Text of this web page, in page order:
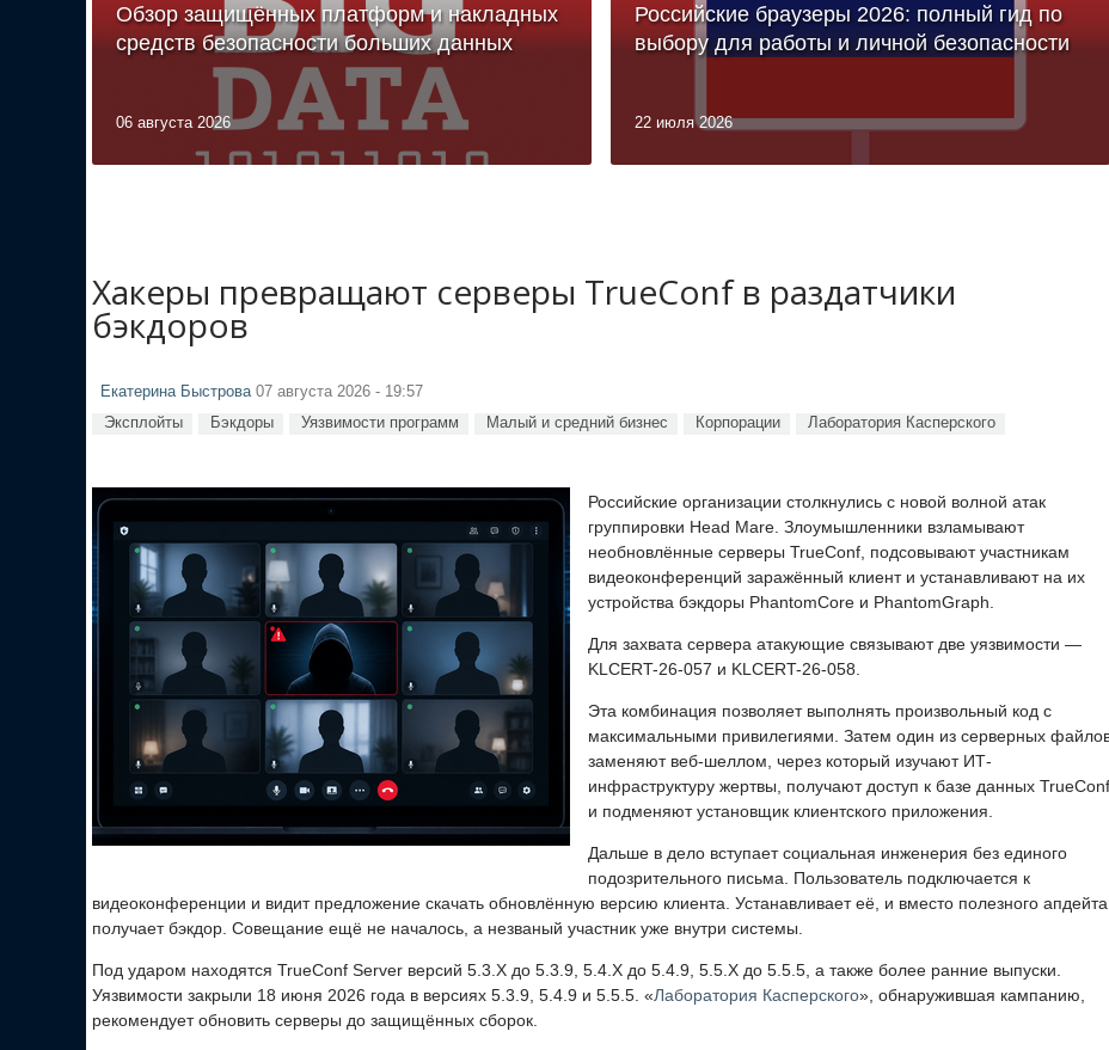
Обзор защищённых платформ и накладных
средств безопасности больших данных
06 августа 2026
Российские браузеры 2026: полный гид по
выбору для работы и личной безопасности
22 июля 2026
Хакеры превращают серверы TrueConf в раздатчики
бэкдоров
Екатерина Быстрова 07 августа 2026 - 19:57
Эксплойты Бэкдоры Уязвимости программ Малый и средний бизнес Корпорации Лаборатория Касперского
Российские организации столкнулись с новой волной атак
группировки Head Mare. Злоумышленники взламывают
необновлённые серверы TrueConf, подсовывают участникам
видеоконференций заражённый клиент и устанавливают на их
устройства бэкдоры PhantomCore и PhantomGraph.
Для захвата сервера атакующие связывают две уязвимости —
KLCERT-26-057 и KLCERT-26-058.
Эта комбинация позволяет выполнять произвольный код с
максимальными привилегиями. Затем один из серверных
заменяют веб-шеллом, через который изучают ИТ-
инфраструктуру жертвы, получают доступ к базе данных TrueConf
и подменяют установщик клиентского приложения.
Дальше в дело вступает социальная инженерия без единого
подозрительного письма. Пользователь подключается к
видеоконференции и видит предложение скачать обновлённую версию клиента. Устанавливает её, и вместо полезного апдейта
получает бэкдор. Совещание ещё не началось, а незваный участник уже внутри системы.
Под ударом находятся TrueConf Server версий 5.3.X до 5.3.9, 5.4.X до 5.4.9, 5.5.X до 5.5.5, а также более ранние выпуски.
Уязвимости закрыли 18 июня 2026 года в версиях 5.3.9, 5.4.9 и 5.5.5. «Лаборатория Касперского», обнаружившая кампанию,
рекомендует обновить серверы до защищённых сборок.